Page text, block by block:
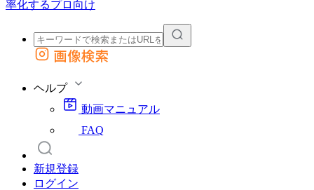
外部サイトの商品をカートに追加
画像検索
ヘルプ
動画マニュアル
FAQ
新規登録
ログイン